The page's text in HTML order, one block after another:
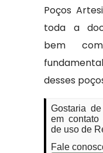
Poços
toda a
bem
desses
Gostaria
em
de uso de
Fale